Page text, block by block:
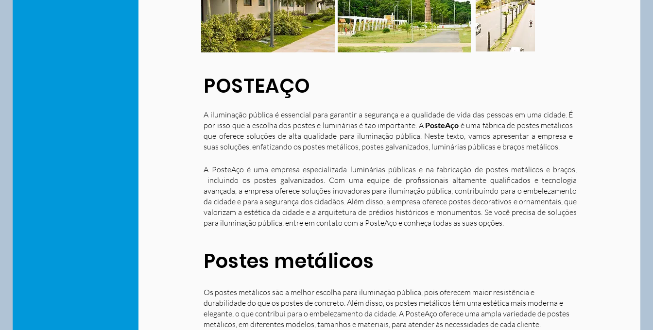
POSTEAÇO
A iluminação pública é essencial para garantir a segurança e a qualidade de vida das pessoas em uma cidade. É
por isso que a escolha dos postes e luminárias é tão importante. A PosteAço é uma fábrica de postes metálicos
que oferece soluções de alta qualidade para iluminação pública. Neste texto, vamos apresentar a empresa e
suas soluções, enfatizando os postes metálicos, postes galvanizados, luminárias públicas e braços metálicos.
A PosteAço é uma empresa especializada luminárias públicas e na fabricação de postes metálicos e braços,
incluindo os postes galvanizados. Com uma equipe de profissionais altamente qualificados e tecnologia
avançada, a empresa oferece soluções inovadoras para iluminação pública, contribuindo para o embelezamento
da cidade e para a segurança dos cidadãos. Além disso, a empresa oferece postes decorativos e ornamentais, que
valorizam a estética da cidade e a arquitetura de prédios históricos e monumentos. Se você precisa de soluções
para iluminação pública, entre em contato com a PosteAço e conheça todas as suas opções.
Postes metálicos
Os postes metálicos são a melhor escolha para iluminação pública, pois oferecem maior resistência e
durabilidade do que os postes de concreto. Além disso, os postes metálicos têm uma estética mais moderna e
elegante, o que contribui para o embelezamento da cidade. A PosteAço oferece uma ampla variedade de postes
metálicos, em diferentes modelos, tamanhos e materiais, para atender às necessidades de cada cliente.